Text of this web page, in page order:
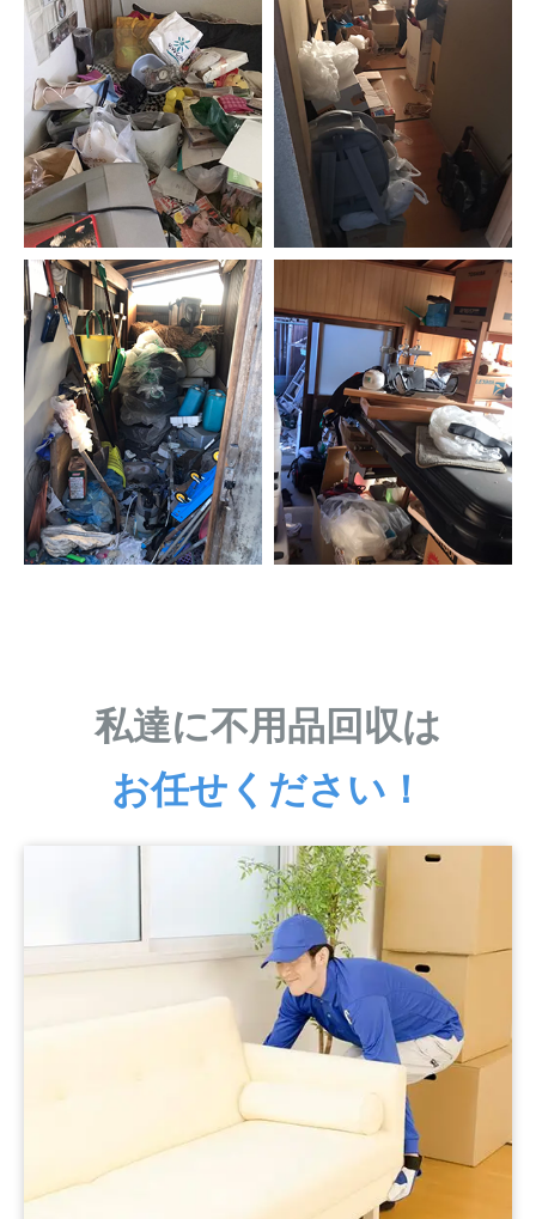
私達に不用品回収は
お任せください！